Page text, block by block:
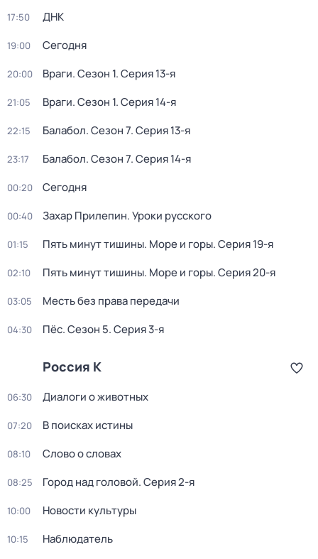
17:50 ДНК
19:00 Сегодня
20:00 Враги. Сезон 1. Серия 13-я
21:05 Враги. Сезон 1. Серия 14-я
22:15 Балабол. Сезон 7. Серия 13-я
23:17 Балабол. Сезон 7. Серия 14-я
00:20 Сегодня
00:40 Захар Прилепин. Уроки русского
01:15 Пять минут тишины. Море и горы. Серия 19-я
02:10 Пять минут тишины. Море и горы. Серия 20-я
03:05 Месть без права передачи
04:30 Пёс. Сезон 5. Серия 3-я
Россия К
06:30 Диалоги о животных
07:20 В поисках истины
08:10 Слово о словах
08:25 Город над головой. Серия 2-я
10:00 Новости культуры
10:15 Наблюдатель